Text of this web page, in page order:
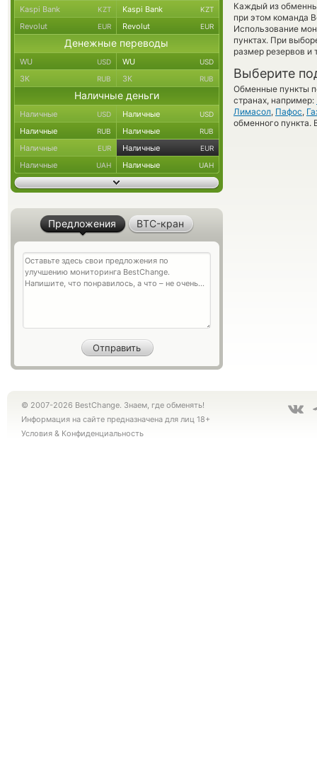
Каждый из
при этом команда
Использование
пунктах. При
размер резервов и
Выберите
Обменные пункты
странах, например:
Лимасол, Пафос,
обменного пункта.
Kaspi Bank KZT Kaspi Bank KZT
Revolut EUR Revolut EUR
Денежные переводы
WU USD WU USD
ЗК RUB ЗК RUB
Наличные деньги
Наличные USD Наличные USD
Наличные RUB Наличные RUB
Наличные EUR Наличные EUR
Наличные UAH Наличные UAH
Предложения BTC-кран
© 2007-2026 BestChange. Знаем, где обменять!
Информация на сайте предназначена для лиц 18+
Условия & Конфиденциальность